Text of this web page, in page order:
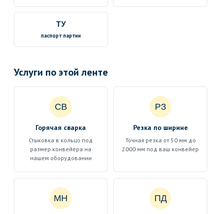
ТУ
паспорт партии
Услуги по этой ленте
СВ
Горячая сварка
Стыковка в кольцо под
размер конвейера на
нашем оборудовании
РЗ
Резка по ширине
Точная резка от 50 мм до
2000 мм под ваш конвейер
МН ПД